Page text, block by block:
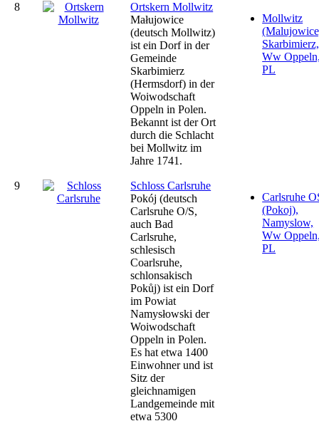
8
Ortskern Mollwitz
Małujowice
(deutsch Mollwitz)
ist ein Dorf in der
Gemeinde
Skarbimierz
(Hermsdorf) in der
Woiwodschaft
Oppeln in Polen.
Bekannt ist der Ort
durch die Schlacht
bei Mollwitz im
Jahre 1741.
Mollwitz
Skarbimierz,
Ww
PL
9
Schloss Carlsruhe
Pokój (deutsch
Carlsruhe O/S,
auch Bad
Carlsruhe,
schlesisch
Coarlsruhe,
schlonsakisch
Pokůj) ist ein Dorf
im Powiat
Namysłowski der
Woiwodschaft
Oppeln in Polen.
Es hat etwa 1400
Einwohner und ist
Sitz der
gleichnamigen
Landgemeinde mit
etwa 5300
Carlsruhe
(Pokoj),
Namyslow,
Ww
PL